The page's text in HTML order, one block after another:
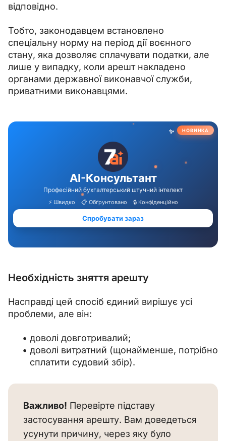
відповідно.
Тобто, законодавцем встановлено
спеціальну норму на період дії воєнного
стану, яка дозволяє сплачувати податки, але
лише у випадку, коли арешт накладено
органами державної виконавчої служби,
приватними виконавцями.
Необхідність зняття арешту
Насправді цей спосіб єдиний вирішує усі
проблеми, але він:
доволі довготривалий;
доволі витратний (щонайменше, потрібно
сплатити судовий збір).
Важливо! Перевірте підставу
застосування арешту. Вам доведеться
усунути причину, через яку було